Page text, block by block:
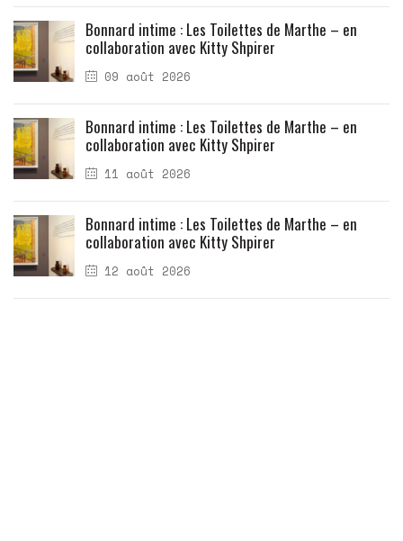
09 août 2026
Bonnard intime : Les Toilettes de Marthe – en
collaboration avec Kitty Shpirer
11 août 2026
Bonnard intime : Les Toilettes de Marthe – en
collaboration avec Kitty Shpirer
12 août 2026
Bonnard intime : Les Toilettes de Marthe – en
collaboration avec Kitty Shpirer